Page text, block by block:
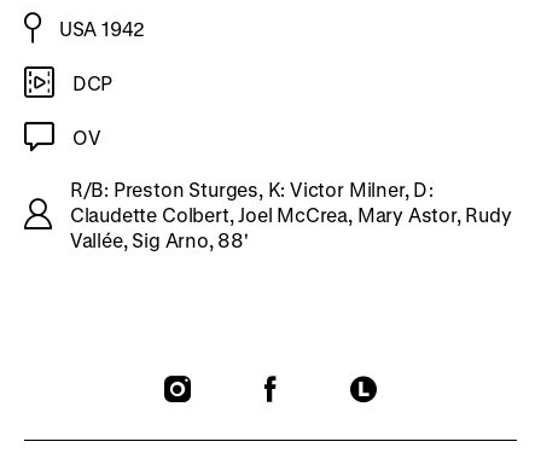
USA 1942
DCP
OV
R/B: Preston Sturges, K: Victor Milner, D:
Claudette Colbert, Joel McCrea, Mary Astor, Rudy
Vallée, Sig Arno, 88'
To
To
To